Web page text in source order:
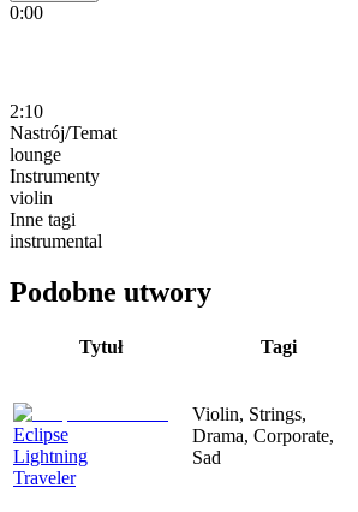
0:00
2:10
Nastrój/Temat
lounge
Instrumenty
violin
Inne tagi
instrumental
Podobne utwory
Tytuł Tagi
Eclipse
Lightning
Traveler
Violin, Strings,
Drama, Corporate,
Sad